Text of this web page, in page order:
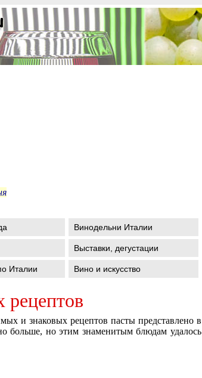
Винодельни Италии
Выставки, дегустации
Италии Вино и искусство
рецептов
и знаковых рецептов пасты представлено в
больше, но этим знаменитым блюдам удалось